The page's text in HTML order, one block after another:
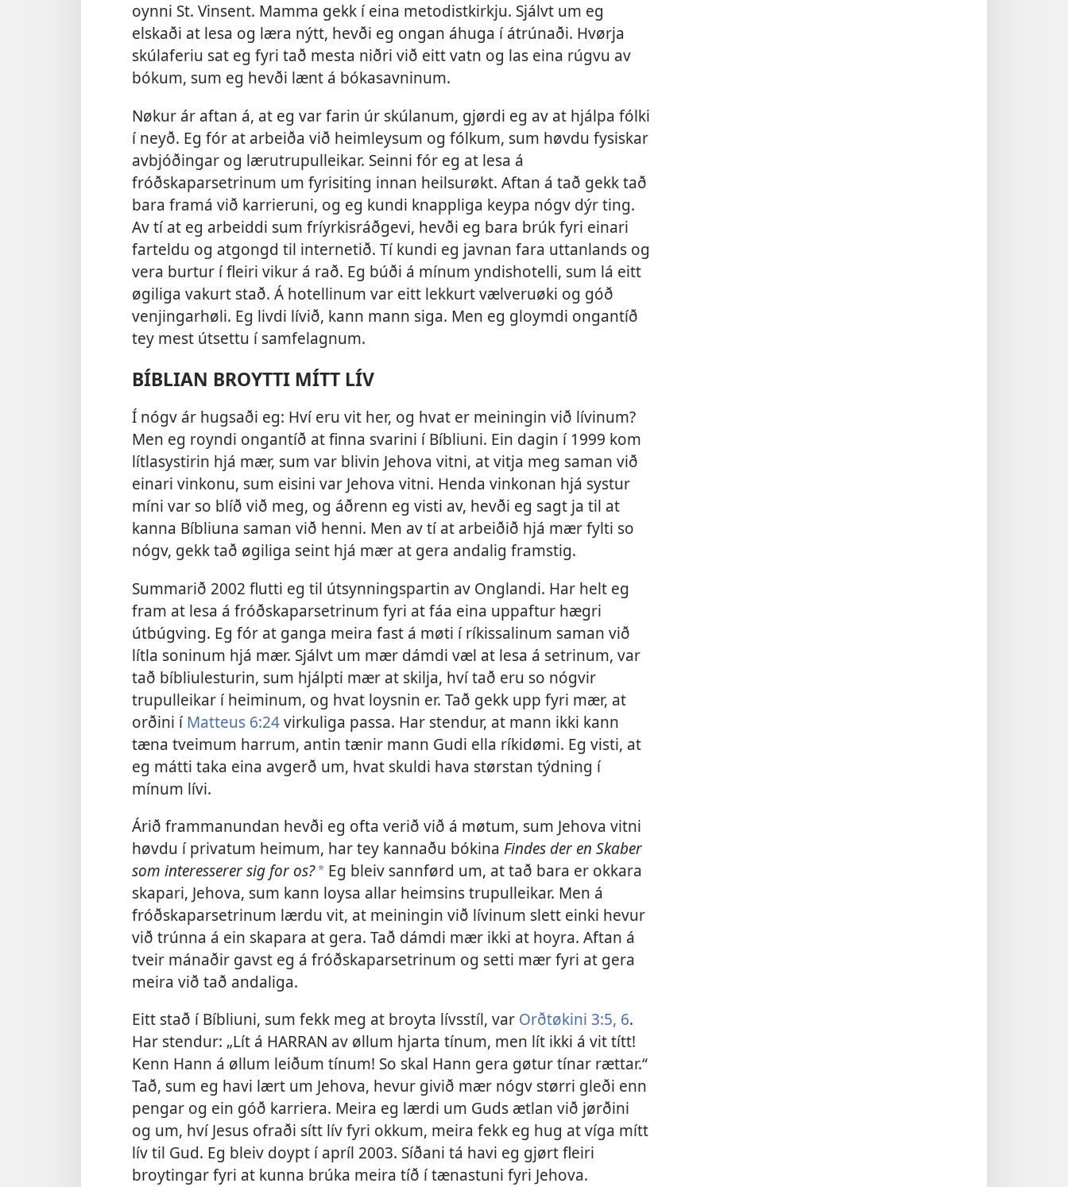
oynni St. Vinsent. Mamma gekk í eina metodistkirkju. Sjálvt um eg
elskaði at lesa og læra nýtt, hevði eg ongan áhuga í átrúnaði. Hvørja
skúlaferiu sat eg fyri tað mesta niðri við eitt vatn og las eina rúgvu av
bókum, sum eg hevði lænt á bókasavninum.
Nøkur ár aftan á, at eg var farin úr skúlanum, gjørdi eg av at hjálpa fólki
í neyð. Eg fór at arbeiða við heimleysum og fólkum, sum høvdu fysiskar
avbjóðingar og lærutrupulleikar. Seinni fór eg at lesa á
fróðskaparsetrinum um fyrisiting innan heilsurøkt. Aftan á tað gekk tað
bara framá við karrieruni, og eg kundi knappliga keypa nógv dýr ting.
Av tí at eg arbeiddi sum fríyrkisráðgevi, hevði eg bara brúk fyri einari
farteldu og atgongd til internetið. Tí kundi eg javnan fara uttanlands og
vera burtur í fleiri vikur á rað. Eg búði á mínum yndishotelli, sum lá eitt
øgiliga vakurt stað. Á hotellinum var eitt lekkurt vælveruøki og góð
venjingarhøli. Eg livdi lívið, kann mann siga. Men eg gloymdi ongantíð
tey mest útsettu í samfelagnum.
BÍBLIAN BROYTTI MÍTT LÍV
Í nógv ár hugsaði eg: Hví eru vit her, og hvat er meiningin við lívinum?
Men eg royndi ongantíð at finna svarini í Bíbliuni. Ein dagin í 1999 kom
lítlasystirin hjá mær, sum var blivin Jehova vitni, at vitja meg saman við
einari vinkonu, sum eisini var Jehova vitni. Henda vinkonan hjá systur
míni var so blíð við meg, og áðrenn eg visti av, hevði eg sagt ja til at
kanna Bíbliuna saman við henni. Men av tí at arbeiðið hjá mær fylti so
nógv, gekk tað øgiliga seint hjá mær at gera andalig framstig.
Summarið 2002 flutti eg til útsynningspartin av Onglandi. Har helt eg
fram at lesa á fróðskaparsetrinum fyri at fáa eina uppaftur hægri
útbúgving. Eg fór at ganga meira fast á møti í ríkissalinum saman við
lítla soninum hjá mær. Sjálvt um mær dámdi væl at lesa á setrinum, var
tað bíbliulesturin, sum hjálpti mær at skilja, hví tað eru so nógvir
trupulleikar í heiminum, og hvat loysnin er. Tað gekk upp fyri mær, at
orðini í Matteus 6:24virkuliga passa. Har stendur, at mann ikki kann
tæna tveimum harrum, antin tænir mann Gudi ella ríkidømi. Eg visti, at
eg mátti taka eina avgerð um, hvat skuldi hava størstan týdning í
mínum lívi.
Árið frammanundan hevði eg ofta verið við á møtum, sum Jehova vitni
høvdu í privatum heimum, har tey kannaðu bókina Findes der en Skaber
som interesserer sig for os?a Eg bleiv sannførd um, at tað bara er okkara
skapari, Jehova, sum kann loysa allar heimsins trupulleikar. Men á
fróðskaparsetrinum lærdu vit, at meiningin við lívinum slett einki hevur
við trúnna á ein skapara at gera. Tað dámdi mær ikki at hoyra. Aftan á
tveir mánaðir gavst eg á fróðskaparsetrinum og setti mær fyri at gera
meira við tað andaliga.
Eitt stað í Bíbliuni, sum fekk meg at broyta lívsstíl, var Orðtøkini 3:5, 6.
Har stendur: „Lít á HARRAN av øllum hjarta tínum, men lít ikki á vit títt!
Kenn Hann á øllum leiðum tínum! So skal Hann gera gøtur tínar rættar.“
Tað, sum eg havi lært um Jehova, hevur givið mær nógv størri gleði enn
pengar og ein góð karriera. Meira eg lærdi um Guds ætlan við jørðini
og um, hví Jesus ofraði sítt lív fyri okkum, meira fekk eg hug at víga mítt
lív til Gud. Eg bleiv doypt í apríl 2003. Síðani tá havi eg gjørt fleiri
broytingar fyri at kunna brúka meira tíð í tænastuni fyri Jehova.